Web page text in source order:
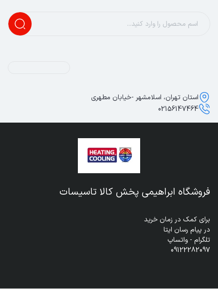
فروشگاه ابراهیمی پخش کالا تاسیسات
09122282097
استان تهران، اسلامشهر -خیابان مطهری
02156147464